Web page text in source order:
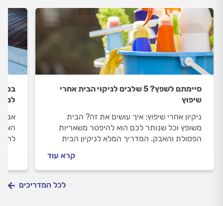
סיימתם לשפץ? 5 שלבים לניקוי הבית אחרי
שיפוץ
ניקיון אחרי שיפוץ: איך עושים את זה? הבית
משופץ וכל שנותר לכם הוא להיפטר משאריות
הפסולת והאבק. המדריך המלא לניקיון הבית
קרא עוד
לכל המדריכים